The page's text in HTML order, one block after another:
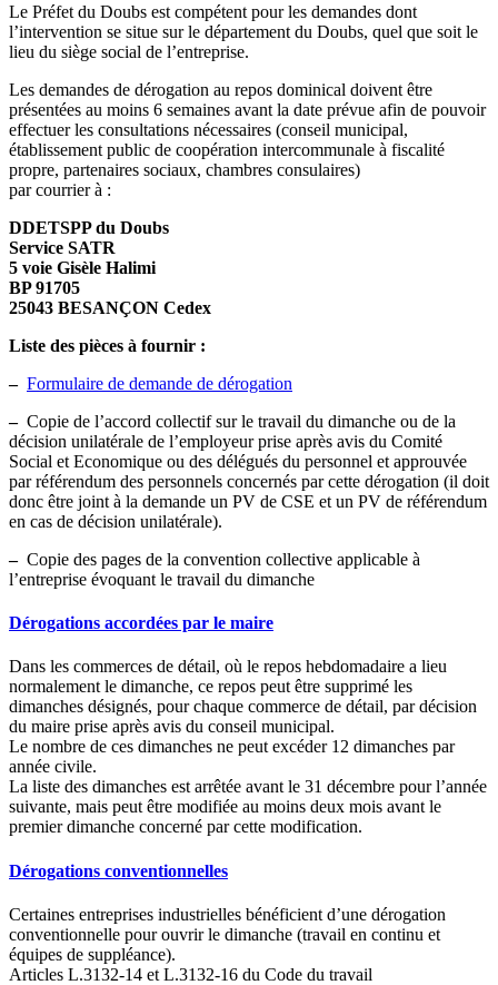
Le Préfet du Doubs est compétent pour les demandes dont
l’intervention se situe sur le département du Doubs, quel que soit le
lieu du siège social de l’entreprise.
Les demandes de dérogation au repos dominical doivent être
présentées au moins 6 semaines avant la date prévue afin de pouvoir
effectuer les consultations nécessaires (conseil municipal,
établissement public de coopération intercommunale à fiscalité
propre, partenaires sociaux, chambres consulaires)
par courrier à :
DDETSPP du Doubs
Service SATR
5 voie Gisèle Halimi
BP 91705
25043 BESANÇON Cedex
Liste des pièces à fournir :
– Formulaire de demande de dérogation
–Copie de l’accord collectif sur le travail du dimanche ou de la
décision unilatérale de l’employeur prise après avis du Comité
Social et Economique ou des délégués du personnel et approuvée
par référendum des personnels concernés par cette dérogation (il doit
donc être joint à la demande un PV de CSE et un PV de référendum
en cas de décision unilatérale).
–Copie des pages de la convention collective applicable à
l’entreprise évoquant le travail du dimanche
Dérogations accordées par le maire
Dans les commerces de détail, où le repos hebdomadaire a lieu
normalement le dimanche, ce repos peut être supprimé les
dimanches désignés, pour chaque commerce de détail, par décision
du maire prise après avis du conseil municipal.
Le nombre de ces dimanches ne peut excéder 12 dimanches par
année civile.
La liste des dimanches est arrêtée avant le 31 décembre pour l’année
suivante, mais peut être modifiée au moins deux mois avant le
premier dimanche concerné par cette modification.
Dérogations conventionnelles
Certaines entreprises industrielles bénéficient d’une dérogation
conventionnelle pour ouvrir le dimanche (travail en continu et
équipes de suppléance).
Articles L.3132-14 et L.3132-16 du Code du travail